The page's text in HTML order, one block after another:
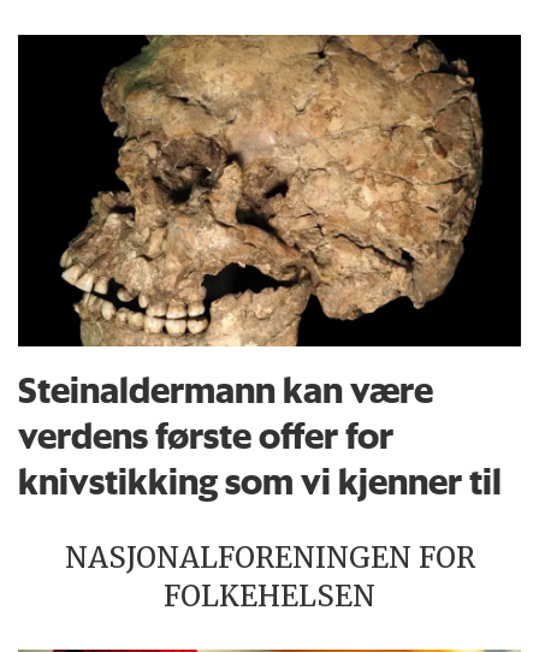
Steinaldermann kan være
verdens første offer for
knivstikking som vi kjenner til
NASJONALFORENINGEN FOR
FOLKEHELSEN